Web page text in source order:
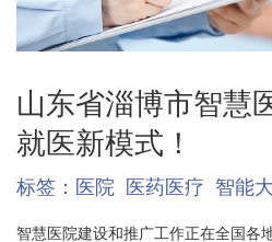
山东省淄博市智慧
就医新模式！
标签： 医院 医药医疗 智能
智慧医院建设和推广工作正在全国各